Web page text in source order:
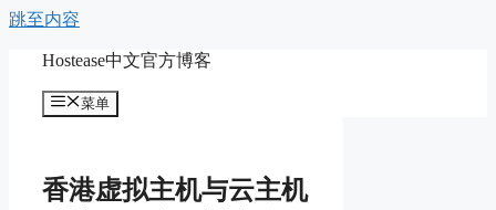
跳至内容
Hostease中文官方博客
菜单
香港虚拟主机与云主机